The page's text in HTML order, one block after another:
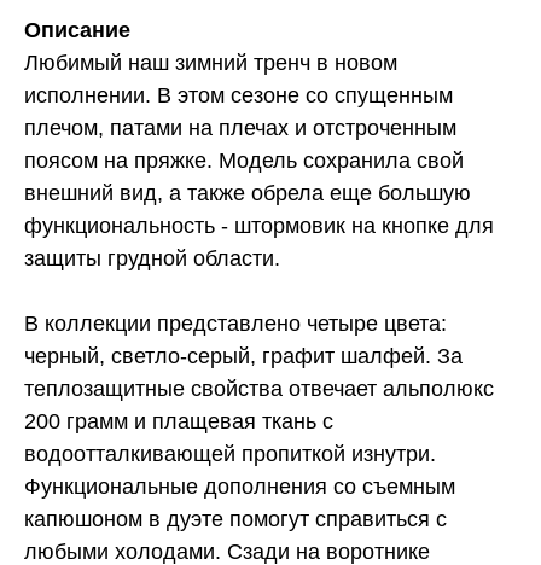
Описание
Любимый наш зимний тренч в новом
исполнении. В этом сезоне со спущенным
плечом, патами на плечах и отстроченным
поясом на пряжке. Модель сохранила свой
внешний вид, а также обрела еще большую
функциональность - штормовик на кнопке для
защиты грудной области.
В коллекции представлено четыре цвета:
черный, светло-серый, графит шалфей. За
теплозащитные свойства отвечает альполюкс
200 грамм и плащевая ткань с
водоотталкивающей пропиткой изнутри.
Функциональные дополнения со съемным
капюшоном в дуэте помогут справиться с
любыми холодами. Сзади на воротнике